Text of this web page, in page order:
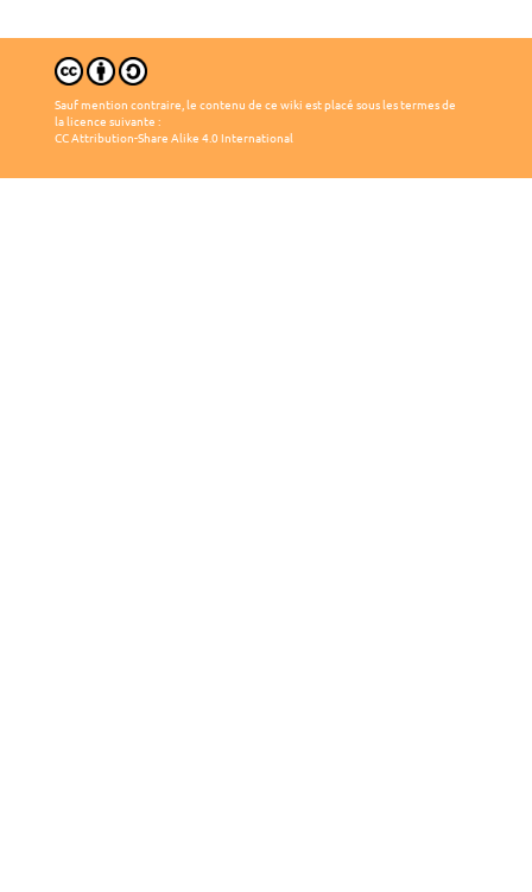
Sauf mention contraire, le contenu de ce wiki est placé sous les termes de
la licence suivante :
CC Attribution-Share Alike 4.0 International